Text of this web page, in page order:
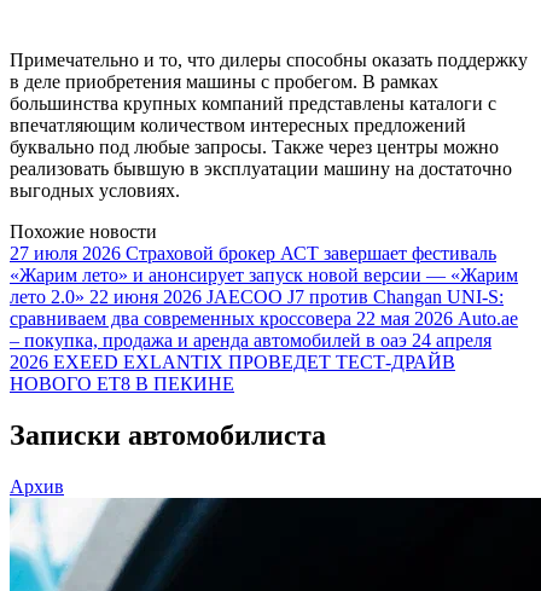
Примечательно и то, что дилеры способны оказать поддержку
в деле приобретения машины с пробегом. В рамках
большинства крупных компаний представлены каталоги с
впечатляющим количеством интересных предложений
буквально под любые запросы. Также через центры можно
реализовать бывшую в эксплуатации машину на достаточно
выгодных условиях.
Похожие новости
27 июля 2026 Страховой брокер АСТ завершает фестиваль
«Жарим лето» и анонсирует запуск новой версии — «Жарим
лето 2.0» 22 июня 2026 JAECOO J7 против Changan UNI-S:
сравниваем два современных кроссовера 22 мая 2026 Auto.ae
– покупка, продажа и аренда автомобилей в оаэ 24 апреля
2026 EXEED EXLANTIX ПРОВЕДЕТ ТЕСТ-ДРАЙВ
НОВОГО ET8 В ПЕКИНЕ
Записки автомобилиста
Архив